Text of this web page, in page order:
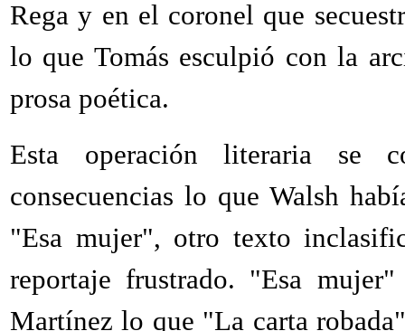
Rega y en el coronel que
lo que Tomás esculpió con la
prosa poética.
Esta operación literaria se
consecuencias lo que Walsh
"Esa mujer", otro texto
reportaje frustrado. "Esa
Martínez lo que "La carta